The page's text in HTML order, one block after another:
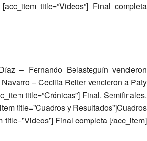
title=”Videos”] Final completa
– Fernando Belasteguín vencieron
– Cecilia Reitervencieron a Paty
title=”Crónicas”] Final. Semifinales.
title=”Cuadros y Resultados”]Cuadros
Final completa [/acc_item]